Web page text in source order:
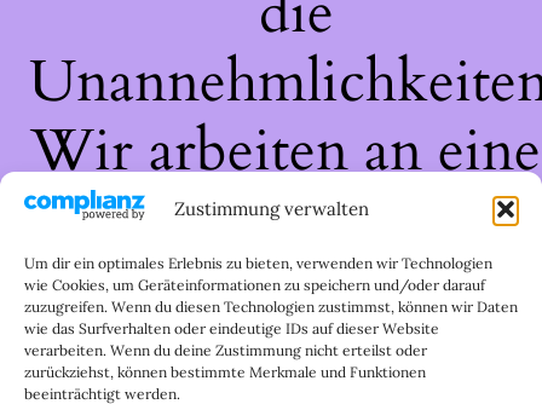
Zustimmung verwalten
Um dir ein optimales Erlebnis zu bieten, verwenden wir Technologien
wie Cookies, um Geräteinformationen zu speichern und/oder darauf
zuzugreifen. Wenn du diesen Technologien zustimmst, können wir Daten
wie das Surfverhalten oder eindeutige IDs auf dieser Website
verarbeiten. Wenn du deine Zustimmung nicht erteilst oder
zurückziehst, können bestimmte Merkmale und Funktionen
beeinträchtigt werden.
Wir arbeiten an
großartigen Sache
schau bald wieder
vorbei!